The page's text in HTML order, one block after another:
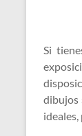
Si
dibujos